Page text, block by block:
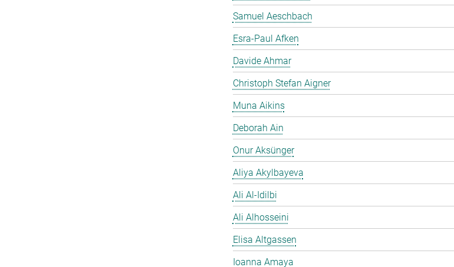
Samuel Aeschbach
Esra-Paul Afken
Davide Ahmar
Christoph Stefan Aigner
Muna Aikins
Deborah Ain
Onur Aksünger
Aliya Akylbayeva
Ali Al-Idilbi
Ali Alhosseini
Elisa Altgassen
Ioanna Amaya